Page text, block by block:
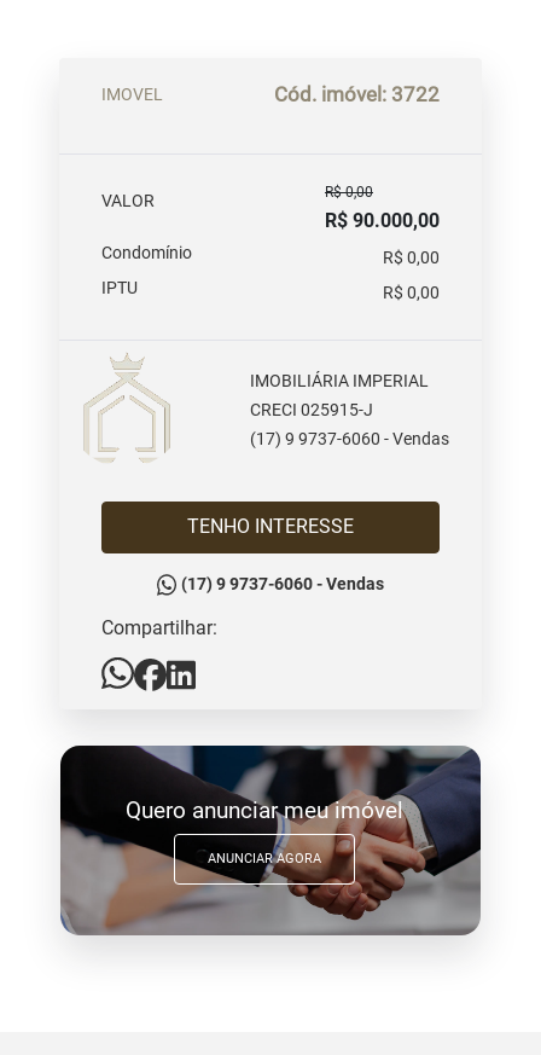
IMOVEL Cód. imóvel: 3722
VALOR R$ 0,00
R$ 90.000,00
Condomínio
R$ 0,00
IPTU
R$ 0,00
IMOBILIÁRIA IMPERIAL
CRECI 025915-J
(17) 9 9737-6060 - Vendas
TENHO INTERESSE
(17) 9 9737-6060 - Vendas
Compartilhar:
Quero anunciar meu imóvel
ANUNCIAR AGORA